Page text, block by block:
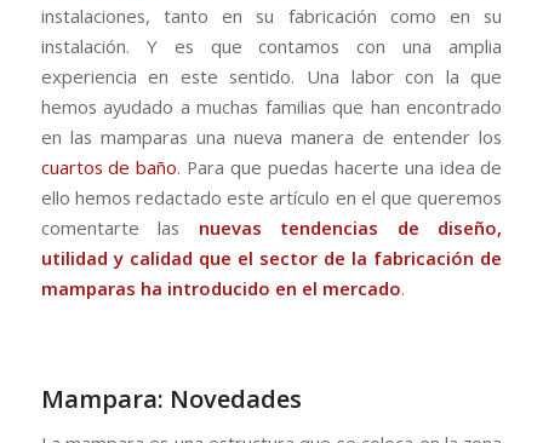
instalaciones, tanto en su fabricación como en su
instalación. Y es que contamos con una amplia
experiencia en este sentido. Una labor con la que
hemos ayudado a muchas familias que han encontrado
en las mamparas una nueva manera de entender los
cuartos de baño. Para que puedas hacerte una idea de
ello hemos redactado este artículo en el que queremos
comentarte las nuevas tendencias de diseño,
utilidad y calidad que el sector de la fabricación de
mamparas ha introducido en el mercado.
Mampara: Novedades